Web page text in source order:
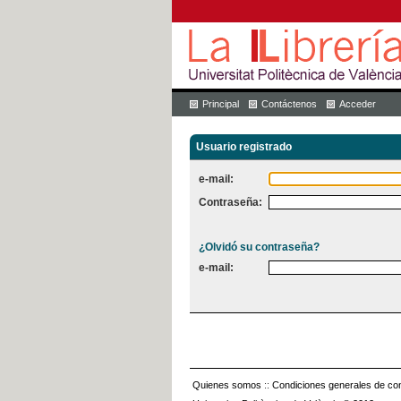
Principal Contáctenos Acceder
Usuario registrado
e-mail:
Contraseña:
¿Olvidó su contraseña?
e-mail:
Quienes somos :: Condiciones generales de